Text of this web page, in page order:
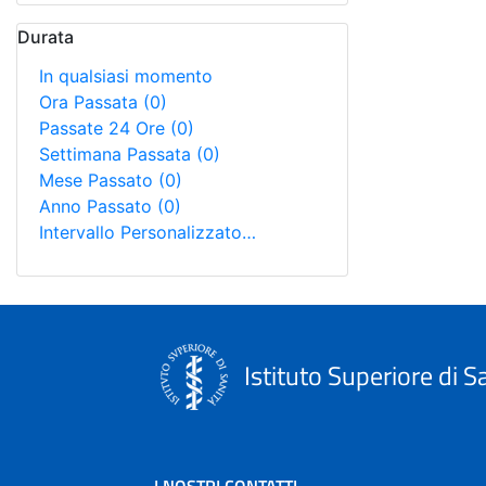
Durata
In qualsiasi momento
Ora Passata (0)
Passate 24 Ore (0)
Settimana Passata (0)
Mese Passato (0)
Anno Passato (0)
Intervallo Personalizzato…
Istituto Superiore di